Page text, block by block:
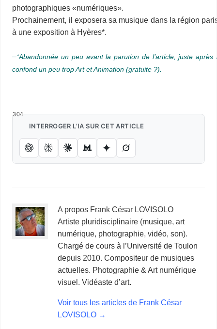
photographiques «numériques».
Prochainement, il exposera sa musique dans la région
à une exposition à Hyères*.
–*Abandonnée un peu avant la parution de l’article, juste
confond un peu trop Art et Animation (gratuite ?).
304
INTERROGER L’IA SUR CET ARTICLE
A propos Frank César LOVISOLO
Artiste pluridisciplinaire (musique, art
numérique, photographie, vidéo, son).
Chargé de cours à l’Université de Toulon
depuis 2010. Compositeur de musiques
actuelles. Photographie & Art numérique
visuel. Vidéaste d’art.
Voir tous les articles de Frank César
LOVISOLO →